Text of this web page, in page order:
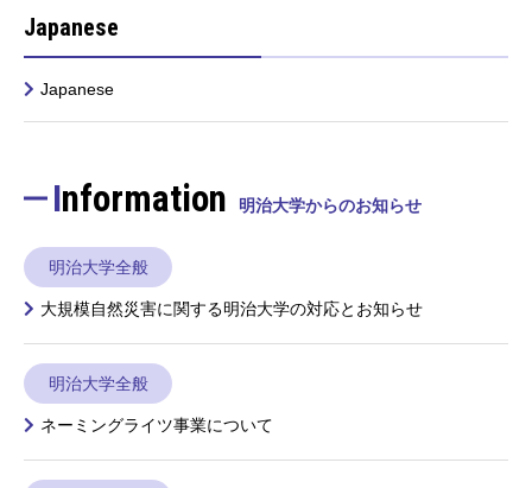
Japanese
Japanese
Information 明治大学からのお知らせ
明治大学全般
大規模自然災害に関する明治大学の対応とお知らせ
明治大学全般
ネーミングライツ事業について